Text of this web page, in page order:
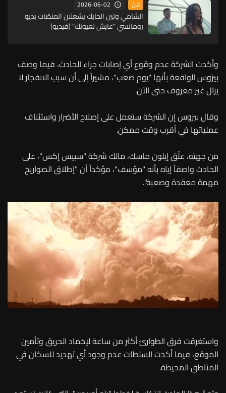
فنّ 2026-06-02
الشامي ولين الحايك يشعلان المنصّات بديو
رومانسي "عايش لعيونك" (فيديو)
وأكدت الشركة عدم وقوع أي إصابات جراء الحادث، فيما وصف
بيزوس الواقعة بأنها "يوم صعب"، مشيراً إلى أن سبب الانفجار لا
يزال غير معروف حتى الآن.
وقال بيزوس إن الشركة ستعمل على إصلاح الأضرار واستئناف
عملياتها في أقرب وقت ممكن.
من جهته، علّق إيلون ماسك، مالك شركة "سبيس إكس"، على
الحادث واصفاً إياه بأنه "مؤسف"، مؤكداً أن "إطلاق الصواريخ
مهمة معقدة وصعبة".
واستغرقت فرق الطوارئ أكثر من ساعة لإخماد الحريق وتأمين
الموقع، فيما أكدت السلطات عدم وجود أي تهديد للسكان في
المناطق المحيطة.